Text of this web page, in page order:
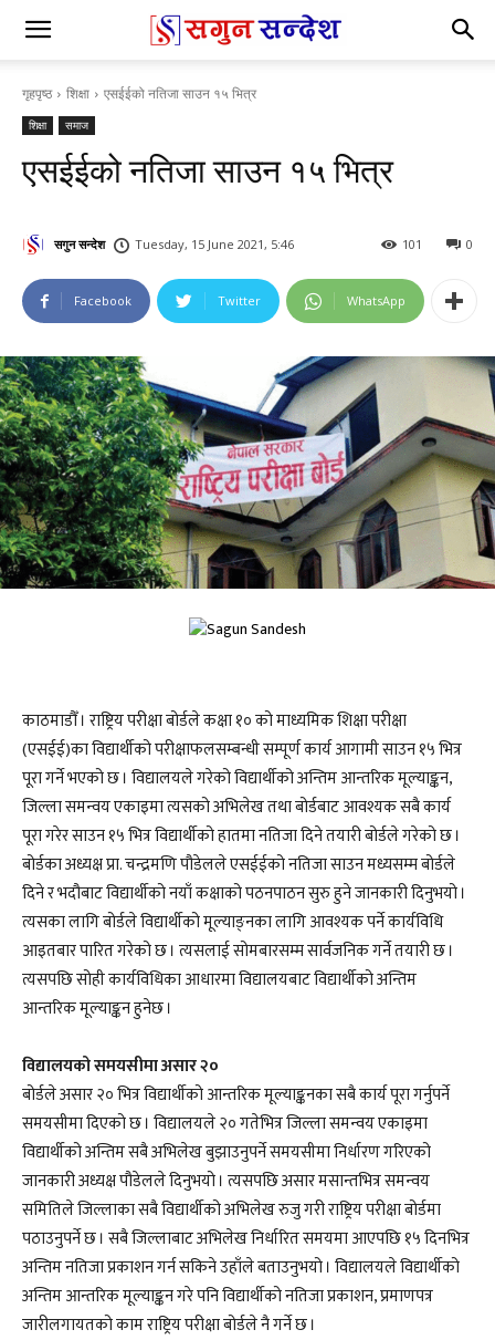
गृहपृष्ठ शिक्षा एसईईको नतिजा साउन १५ भित्र
शिक्षा समाज
एसईईको नतिजा साउन १५ भित्र
सगुन सन्देश Tuesday, 15 June 2021, 5:46 0
101
Facebook Twitter WhatsApp
काठमाडौँ । राष्ट्रिय परीक्षा बोर्डले कक्षा १० को माध्यमिक शिक्षा परीक्षा
(एसईई)का विद्यार्थीको परीक्षाफलसम्बन्धी सम्पूर्ण कार्य आगामी साउन १५ भित्र
पूरा गर्ने भएको छ । विद्यालयले गरेको विद्यार्थीको अन्तिम आन्तरिक मूल्याङ्कन,
जिल्ला समन्वय एकाइमा त्यसको अभिलेख तथा बोर्डबाट आवश्यक सबै कार्य
पूरा गरेर साउन १५ भित्र विद्यार्थीको हातमा नतिजा दिने तयारी बोर्डले गरेको छ ।
बोर्डका अध्यक्ष प्रा. चन्द्रमणि पौडेलले एसईईको नतिजा साउन मध्यसम्म बोर्डले
दिने र भदौबाट विद्यार्थीको नयाँ कक्षाको पठनपाठन सुरु हुने जानकारी दिनुभयो ।
त्यसका लागि बोर्डले विद्यार्थीको मूल्याङ्नका लागि आवश्यक पर्ने कार्यविधि
आइतबार पारित गरेको छ । त्यसलाई सोमबारसम्म सार्वजनिक गर्ने तयारी छ ।
त्यसपछि सोही कार्यविधिका आधारमा विद्यालयबाट विद्यार्थीको अन्तिम
आन्तरिक मूल्याङ्कन हुनेछ ।
विद्यालयको समयसीमा असार २०
बोर्डले असार २० भित्र विद्यार्थीको आन्तरिक मूल्याङ्कनका सबै कार्य पूरा गर्नुपर्ने
समयसीमा दिएको छ । विद्यालयले २० गतेभित्र जिल्ला समन्वय एकाइमा
विद्यार्थीको अन्तिम सबै अभिलेख बुझाउनुपर्ने समयसीमा निर्धारण गरिएको
जानकारी अध्यक्ष पौडेलले दिनुभयो । त्यसपछि असार मसान्तभित्र समन्वय
समितिले जिल्लाका सबै विद्यार्थीको अभिलेख रुजु गरी राष्ट्रिय परीक्षा बोर्डमा
पठाउनुपर्ने छ । सबै जिल्लाबाट अभिलेख निर्धारित समयमा आएपछि १५ दिनभित्र
अन्तिम नतिजा प्रकाशन गर्न सकिने उहाँले बताउनुभयो । विद्यालयले विद्यार्थीको
अन्तिम आन्तरिक मूल्याङ्कन गरे पनि विद्यार्थीको नतिजा प्रकाशन, प्रमाणपत्र
जारीलगायतको काम राष्ट्रिय परीक्षा बोर्डले नै गर्ने छ ।